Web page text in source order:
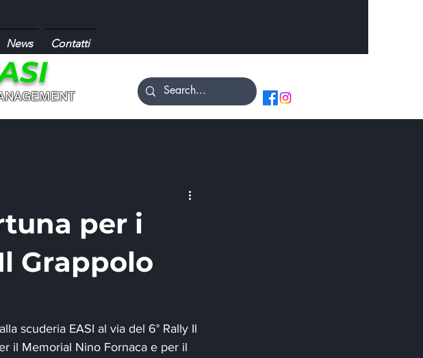
News Contatti
per i
Grappolo
scuderia EASI al via del 6° Rally Il
il Memorial Nino Fornaca e per il